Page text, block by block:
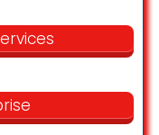
exactly that. The
and
had a great fast
burger, and it
αξίζει να
του σεφ, τα
φιλικό,
κέφι και